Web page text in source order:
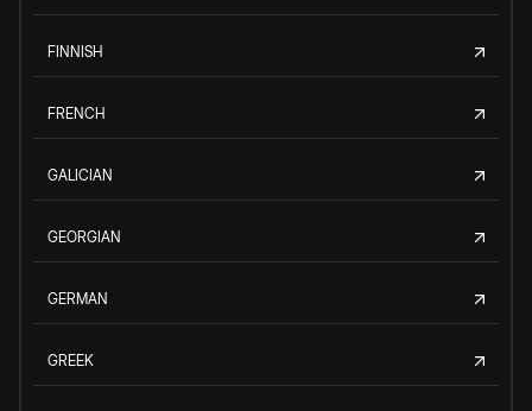
FINNISH
FRENCH
GALICIAN
GEORGIAN
GERMAN
GREEK